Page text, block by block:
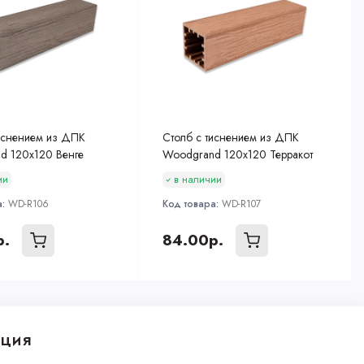
из ДПК
120х120 Венге
WD-R106
Столб с тиснением из ДПК
Woodgrand 120х120 Терракот
в наличии
Код товара:WD-R107
84.00р.